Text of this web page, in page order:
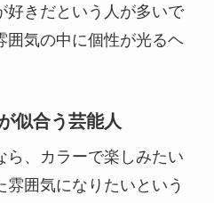
好きだという人が多いで
囲気の中に個性が光るヘ
似合う芸能人
ら、カラーで楽しみたい
雰囲気になりたいという